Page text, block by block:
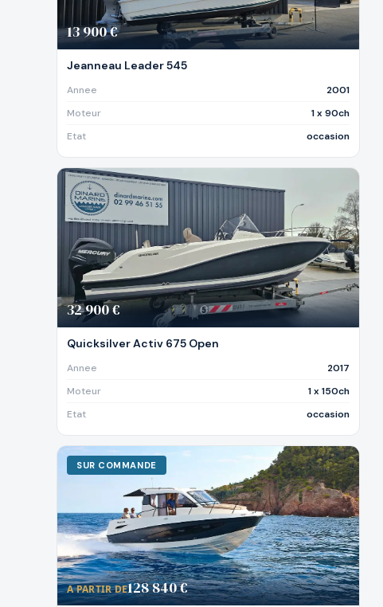
13 900 €
Jeanneau Leader 545
Annee
2001
Moteur
1 x 90ch
Etat
occasion
32 900 €
Quicksilver Activ 675 Open
Annee
2017
Moteur
1 x 150ch
Etat
occasion
SUR COMMANDE
A PARTIR DE128 840 €